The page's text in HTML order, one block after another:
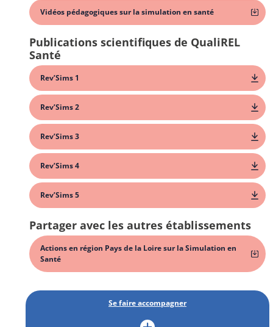
Vidéos pédagogiques sur la simulation en santé
Publications scientifiques de QualiREL
Santé
Rev’Sims 1
Rev’Sims 2
Rev’Sims 3
Rev’Sims 4
Rev’Sims 5
Partager avec les autres établissements
Actions en région Pays de la Loire sur la Simulation en
Santé
Se faire accompagner